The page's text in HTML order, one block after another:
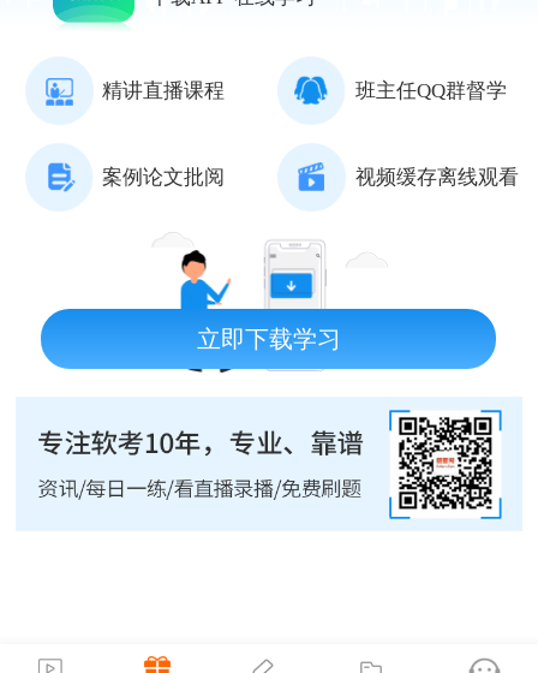
精讲直播课程 班主任QQ群督学
案例论文批阅 视频缓存离线观看
立即下载学习